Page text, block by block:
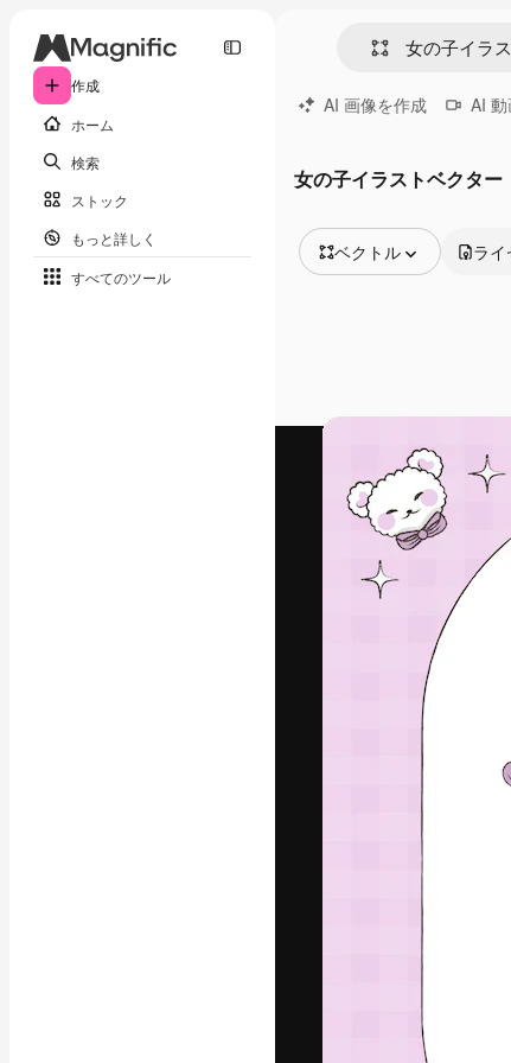
作成
ホーム
検索
ストック
もっと詳しく
すべてのツール
AI 画像を作成 AI
女の子イラストベクター
ベクトル
動画
モーショングラフィックス
動画テンプレート
アイコン
3D モデル
ライ
最高のクリ
ットフォー
店、スタジ
います。
Copyright ©